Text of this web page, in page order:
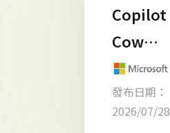
網路資
安領導
力矩
陣》中
Copilot
Cowor
k 是什
麼？ 從
AI
發布日期：
2026/07/28